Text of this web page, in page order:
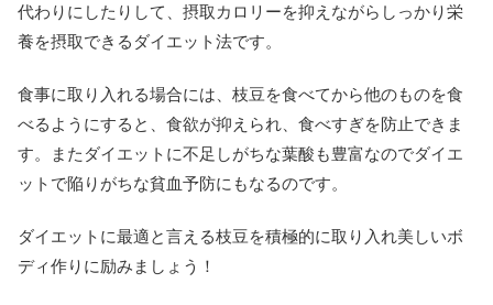
代わりにしたりして、摂取カロリーを抑えながらしっかり栄
養を摂取できるダイエット法です。
食事に取り入れる場合には、枝豆を食べてから他のものを食
べるようにすると、食欲が抑えられ、食べすぎを防止できま
す。またダイエットに不足しがちな葉酸も豊富なのでダイエ
ットで陥りがちな貧血予防にもなるのです。
ダイエットに最適と言える枝豆を積極的に取り入れ美しいボ
ディ作りに励みましょう！